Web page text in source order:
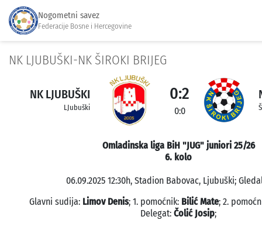
Nogometni savez
Federacije Bosne i Hercegovine
NK LJUBUŠKI-NK ŠIROKI BRIJEG
NK LJUBUŠKI
LJubuški
0:2
0:0
Omladinska liga BiH "JUG" juniori 25/26
6. kolo
06.09.2025 12:30h, Stadion Babovac, Ljubuški;
Glavni sudija: Limov Denis; 1. pomoćnik: Bilić Mate; 2.
Delegat: Čolić Josip;